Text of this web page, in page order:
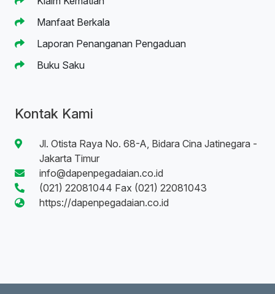
Manfaat Berkala
Laporan Penanganan Pengaduan
Buku Saku
Kontak Kami
Jl. Otista Raya No. 68-A, Bidara Cina Jatinegara -
Jakarta Timur
info@dapenpegadaian.co.id
(021) 22081044 Fax (021) 22081043
https://dapenpegadaian.co.id